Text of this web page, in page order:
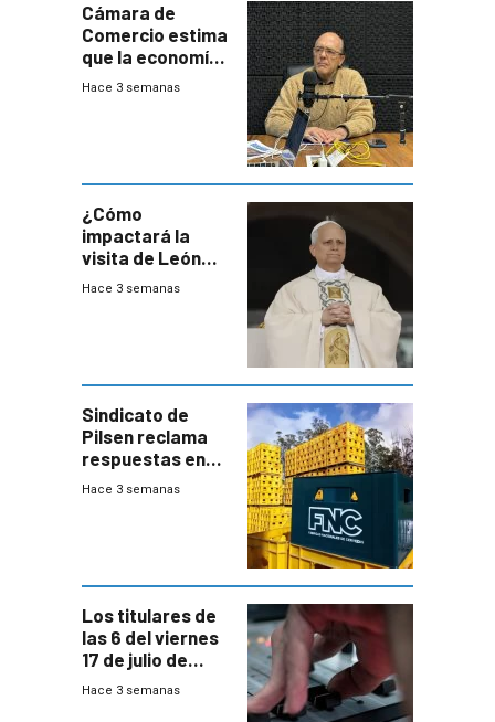
Cámara de
Comercio estima
que la economía
crecerá 1,6%
Hace 3 semanas
¿Cómo
impactará la
visita de León
XIV a Uruguay?
Hace 3 semanas
Sindicato de
Pilsen reclama
respuestas en
medio de
Hace 3 semanas
Los titulares de
las 6 del viernes
17 de julio de
2026
Hace 3 semanas